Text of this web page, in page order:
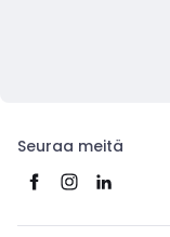
Seuraa meitä